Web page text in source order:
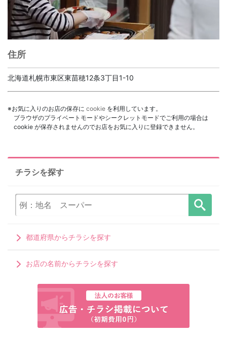
住所
北海道札幌市東区東苗穂12条3丁目1-10
※お気に入りのお店の保存に cookie を利用しています。
ブラウザのプライベートモードやシークレットモードでご利用の場合は
cookie が保存されませんのでお店をお気に入りに登録できません。
チラシを探す
都道府県からチラシを探す
お店の名前からチラシを探す